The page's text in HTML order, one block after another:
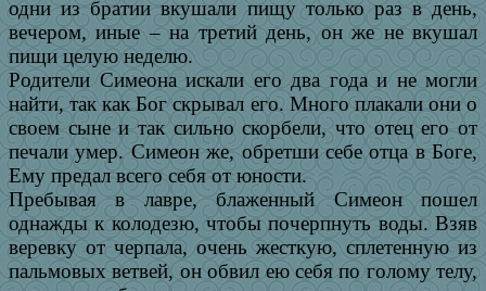
одни из братии вкушали пищу только раз в день,
вечером, иные – на третий день, он же не вкушал
пищи целую неделю.
Родители Симеона искали его два года и не могли
найти, так как Бог скрывал его. Много плакали они о
своем сыне и так сильно скорбели, что отец его от
печали умер. Симеон же, обретши себе отца в Боге,
Ему предал всего себя от юности.
Пребывая в лавре, блаженный Симеон пошел
однажды к колодезю, чтобы почерпнуть воды. Взяв
веревку от черпала, очень жесткую, сплетенную из
пальмовых ветвей, он обвил ею себя по голому телу,